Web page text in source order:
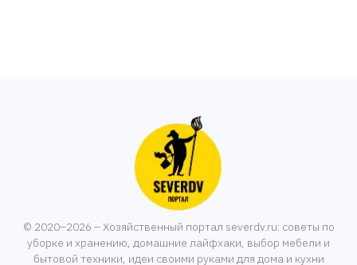
© 2020–2026 – Хозяйственный портал severdv.ru: советы по
уборке и хранению, домашние лайфхаки, выбор мебели и
бытовой техники, идеи своими руками для дома и кухни